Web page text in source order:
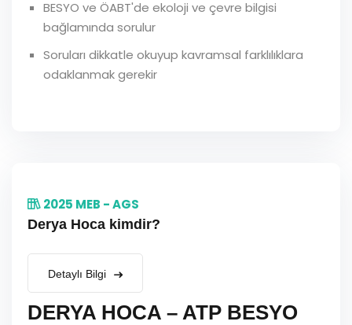
BESYO ve ÖABT'de ekoloji ve çevre bilgisi
bağlamında sorulur
Soruları dikkatle okuyup kavramsal farklılıklara
odaklanmak gerekir
2025 MEB - AGS
Derya Hoca kimdir?
Detaylı Bilgi
DERYA HOCA – ATP BESYO